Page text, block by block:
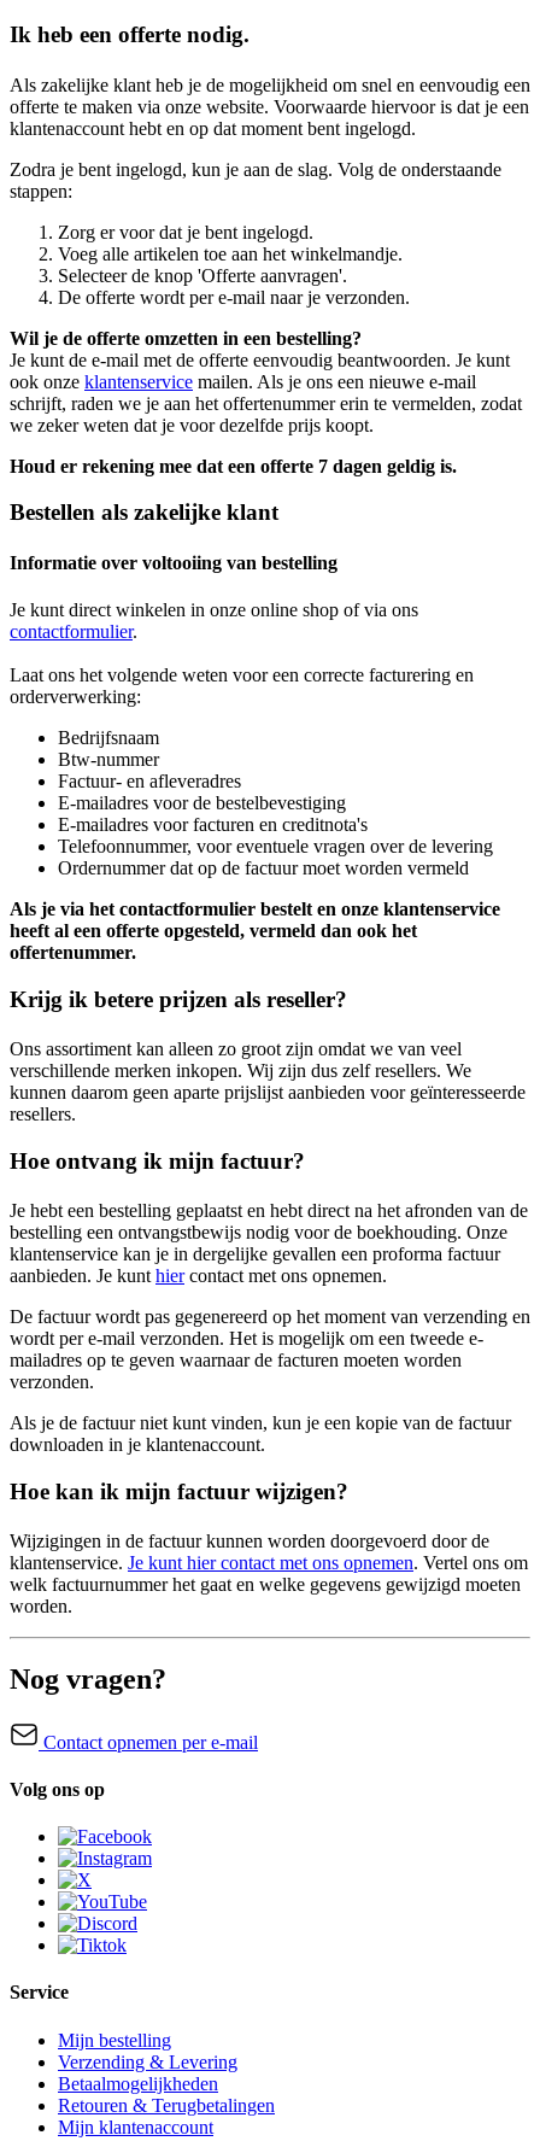
Ik heb een offerte nodig.
Als zakelijke klant heb je de mogelijkheid om snel en eenvoudig een
offerte te maken via onze website. Voorwaarde hiervoor is dat je een
klantenaccount hebt en op dat moment bent ingelogd.
Zodra je bent ingelogd, kun je aan de slag. Volg de onderstaande
stappen:
Zorg er voor dat je bent ingelogd.
Voeg alle artikelen toe aan het winkelmandje.
Selecteer de knop 'Offerte aanvragen'.
De offerte wordt per e-mail naar je verzonden.
Wil je de offerte omzetten in een bestelling?
Je kunt de e-mail met de offerte eenvoudig beantwoorden. Je kunt
ook onze klantenservice mailen. Als je ons een nieuwe e-mail
schrijft, raden we je aan het offertenummer erin te vermelden, zodat
we zeker weten dat je voor dezelfde prijs koopt.
Houd er rekening mee dat een offerte 7 dagen geldig is.
Bestellen als zakelijke klant
Informatie over voltooiing van bestelling
Je kunt direct winkelen in onze online shop of via ons
contactformulier.
Laat ons het volgende weten voor een correcte facturering en
orderverwerking:
Bedrijfsnaam
Btw-nummer
Factuur- en afleveradres
E-mailadres voor de bestelbevestiging
E-mailadres voor facturen en creditnota's
Telefoonnummer, voor eventuele vragen over de levering
Ordernummer dat op de factuur moet worden vermeld
Als je via het contactformulier bestelt en onze klantenservice
heeft al een offerte opgesteld, vermeld dan ook het
offertenummer.
Krijg ik betere prijzen als reseller?
Ons assortiment kan alleen zo groot zijn omdat we van veel
verschillende merken inkopen. Wij zijn dus zelf resellers. We
kunnen daarom geen aparte prijslijst aanbieden voor geïnteresseerde
resellers.
Hoe ontvang ik mijn factuur?
Je hebt een bestelling geplaatst en hebt direct na het afronden van de
bestelling een ontvangstbewijs nodig voor de boekhouding. Onze
klantenservice kan je in dergelijke gevallen een proforma factuur
aanbieden. Je kunt hiercontact met ons opnemen.
De factuur wordt pas gegenereerd op het moment van verzending en
wordt per e-mail verzonden. Het is mogelijk om een tweede e-
mailadres op te geven waarnaar de facturen moeten worden
verzonden.
Als je de factuur niet kunt vinden, kun je een kopie van de factuur
downloaden in je klantenaccount.
Hoe kan ik mijn factuur wijzigen?
Wijzigingen in de factuur kunnen worden doorgevoerd door de
klantenservice. Je kunt hier contact met ons opnemen. Vertel ons om
welk factuurnummer het gaat en welke gegevens gewijzigd moeten
worden.
Nog vragen?
Contact opnemen per e-mail
Volg ons op
Service
Mijn bestelling
Verzending & Levering
Betaalmogelijkheden
Retouren & Terugbetalingen
Mijn klantenaccount